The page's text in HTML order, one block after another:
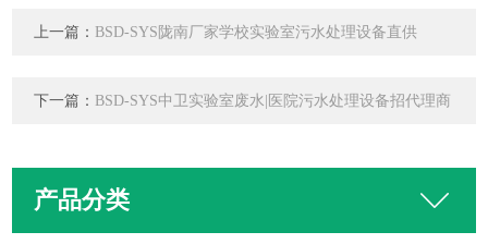
上一篇： BSD-SYS陇南厂家学校实验室污水处理设备直供
下一篇： BSD-SYS中卫实验室废水|医院污水处理设备招代理商
产品分类